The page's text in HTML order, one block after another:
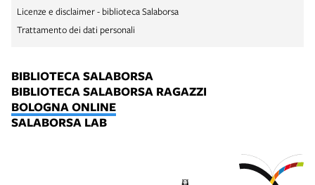
Licenze e disclaimer - biblioteca Salaborsa
Trattamento dei dati personali
BIBLIOTECA SALABORSA
BIBLIOTECA SALABORSA RAGAZZI
BOLOGNA ONLINE
SALABORSA LAB